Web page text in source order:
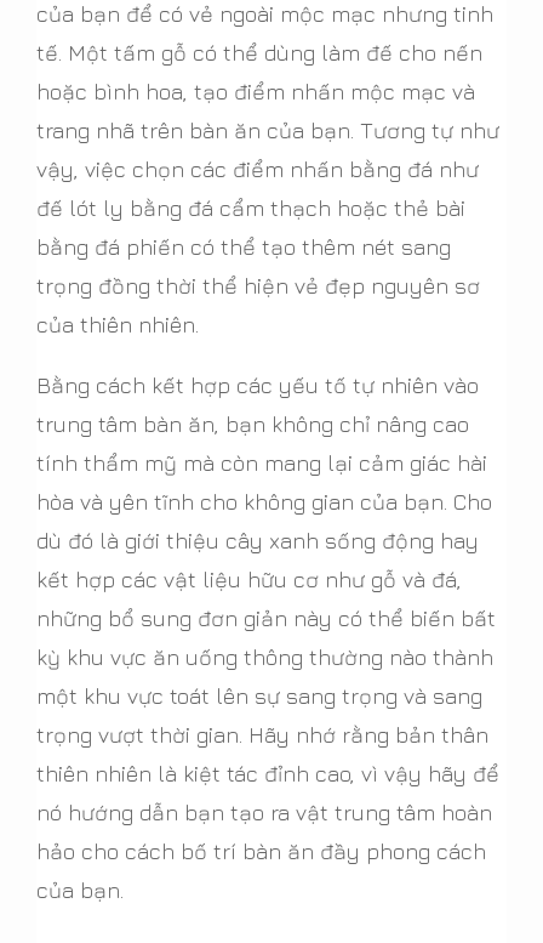
của bạn để có vẻ ngoài mộc mạc nhưng tinh
tế. Một tấm gỗ có thể dùng làm đế cho nến
hoặc bình hoa, tạo điểm nhấn mộc mạc và
trang nhã trên bàn ăn của bạn. Tương tự như
vậy, việc chọn các điểm nhấn bằng đá như
đế lót ly bằng đá cẩm thạch hoặc thẻ bài
bằng đá phiến có thể tạo thêm nét sang
trọng đồng thời thể hiện vẻ đẹp nguyên sơ
của thiên nhiên.
Bằng cách kết hợp các yếu tố tự nhiên vào
trung tâm bàn ăn, bạn không chỉ nâng cao
tính thẩm mỹ mà còn mang lại cảm giác hài
hòa và yên tĩnh cho không gian của bạn. Cho
dù đó là giới thiệu cây xanh sống động hay
kết hợp các vật liệu hữu cơ như gỗ và đá,
những bổ sung đơn giản này có thể biến bất
kỳ khu vực ăn uống thông thường nào thành
một khu vực toát lên sự sang trọng và sang
trọng vượt thời gian. Hãy nhớ rằng bản thân
thiên nhiên là kiệt tác đỉnh cao, vì vậy hãy để
nó hướng dẫn bạn tạo ra vật trung tâm hoàn
hảo cho cách bố trí bàn ăn đầy phong cách
của bạn.